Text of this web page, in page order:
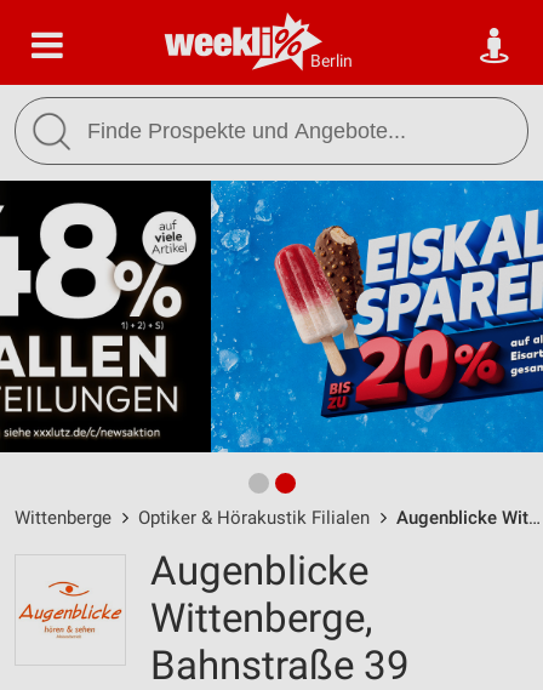
Berlin
Wittenberge Optiker & Hörakustik Filialen Augenblicke Wittenberge / Bahnstraße 39 - Öffnungszeiten & Adresse
Augenblicke
Wittenberge,
Bahnstraße 39